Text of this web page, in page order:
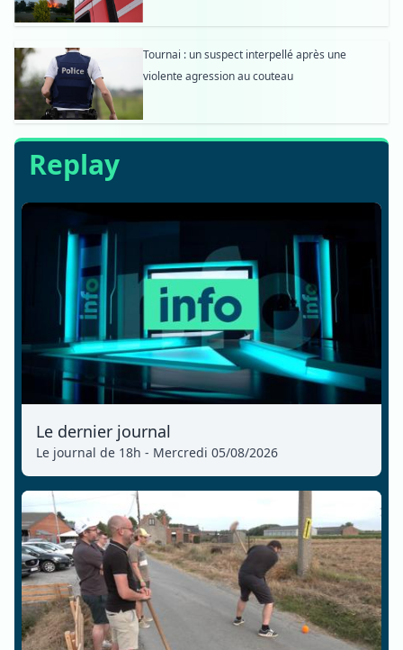
Tournai : un suspect interpellé après une
violente agression au couteau
Replay
Le dernier journal
Le journal de 18h - Mercredi 05/08/2026